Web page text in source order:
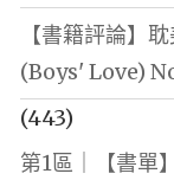
【書籍評論】
(Boys' Love)
(443)
第1區｜【書單